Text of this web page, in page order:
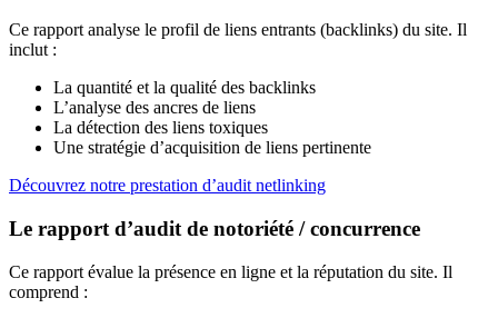
Ce rapport analyse le profil de liens entrants (backlinks) du site. Il
inclut :
La quantité et la qualité des backlinks
L’analyse des ancres de liens
La détection des liens toxiques
Une stratégie d’acquisition de liens pertinente
Découvrez notre prestation d’audit netlinking
Le rapport d’audit de notoriété / concurrence
Ce rapport évalue la présence en ligne et la réputation du site. Il
comprend :